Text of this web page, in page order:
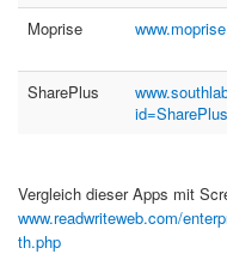
Moprise​
SharePlus​
id=SharePlus
Vergleich dieser Apps mit
www.readwriteweb.com/
th.php